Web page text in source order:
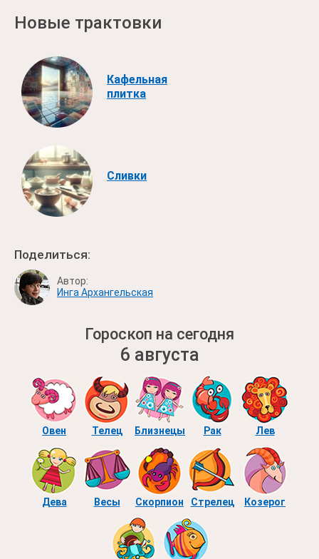
Новые трактовки
Кафельная
плитка
Сливки
Поделиться:
Автор:
Инга Архангельская
Гороскоп на сегодня
6 августа
Овен Телец Близнецы Рак Лев
Дева Весы Скорпион Стрелец Козерог